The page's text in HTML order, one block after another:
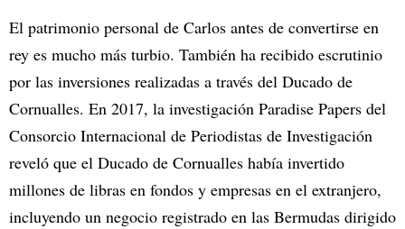
El patrimonio personal de Carlos antes de convertirse en
rey es mucho más turbio. También ha recibido escrutinio
por las inversiones realizadas a través del Ducado de
Cornualles. En 2017, la investigación Paradise Papers del
Consorcio Internacional de Periodistas de Investigación
reveló que el Ducado de Cornualles había invertido
millones de libras en fondos y empresas en el extranjero,
incluyendo un negocio registrado en las Bermudas dirigido